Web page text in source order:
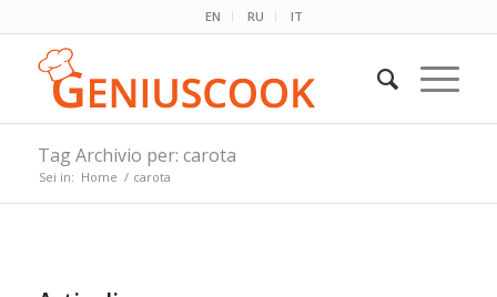
EN RU IT
Tag Archivio per: carota
Sei in: Home / carota